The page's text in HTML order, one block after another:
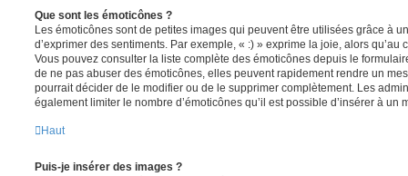
Que sont les émoticônes ?
Les émoticônes sont de petites images qui peuvent être utilisées grâce à
d’exprimer des sentiments. Par exemple, « :) » exprime la joie, alors qu’au
Vous pouvez consulter la liste complète des émoticônes depuis le
de ne pas abuser des émoticônes, elles peuvent rapidement rendre un
pourrait décider de le modifier ou de le supprimer complètement. Les
également limiter le nombre d’émoticônes qu’il est possible d’insérer à un
Haut
Puis-je insérer des images ?